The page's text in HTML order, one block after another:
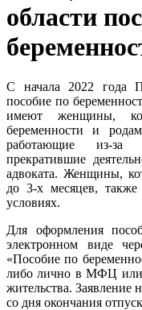
области
С начала 2022 года
пособие по
имеют женщины,
беременности и
работающие из-за
прекратившие
адвоката. Женщины,
до 3-х месяцев,
условиях.
Для оформления
электронном виде
«Пособие по
либо лично в МФЦ или
жительства. Заявление
со дня окончания